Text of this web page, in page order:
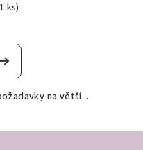
ks)
na větší...